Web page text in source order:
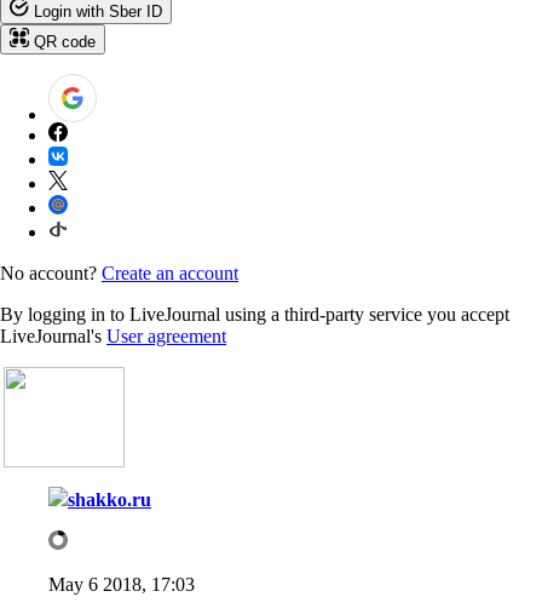
Login with Sber ID
QR code
No account? Create an account
By logging in to LiveJournal using a third-party service you accept
LiveJournal's User agreement
shakko.ru
May 6 2018, 17:03